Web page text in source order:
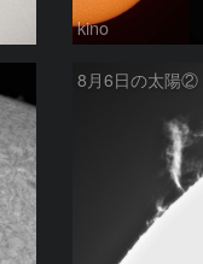
kino